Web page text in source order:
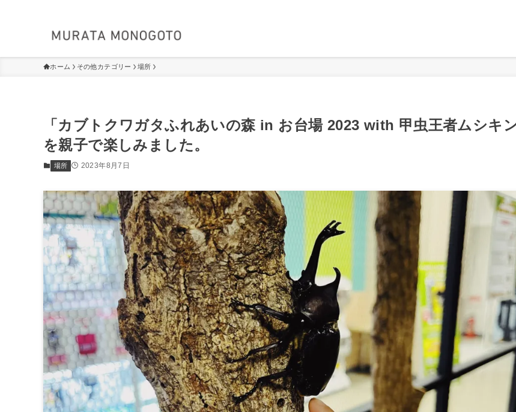
ホーム その他カテゴリー 場所
「カブトクワガタふれあいの森 in お台場 2023 with 甲虫王者ムシキン
を親子で楽しみました。
場所 2023年8月7日